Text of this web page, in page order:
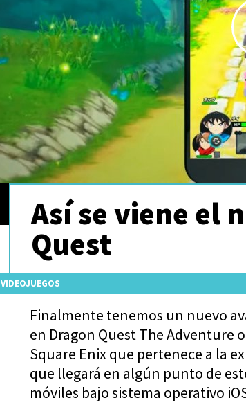
Así se viene el
Quest
VIDEOJUEGOS
Finalmente tenemos un nuevo
en Dragon Quest The Adventure
Square Enix que pertenece a la
que llegará en algún punto de
móviles bajo sistema operativo